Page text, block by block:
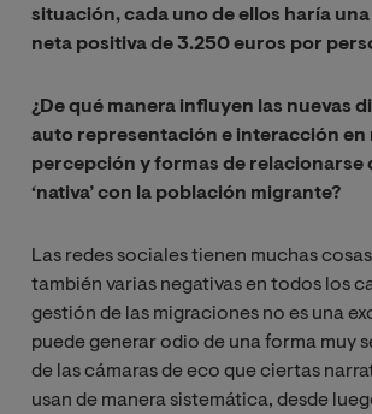
situación, cada uno de ellos haría
neta positiva de 3.250 euros por
¿De qué manera influyen las nuevas
auto representación e interacción en
percepción y formas de relacionarse
‘nativa’ con la población migrante?
Las redes sociales tienen muchas
también varias negativas en todos los
gestión de las migraciones no es una
puede generar odio de una forma muy
de las cámaras de eco que ciertas
usan de manera sistemática, desde